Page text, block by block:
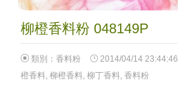
柳橙香料粉 048149P
類別： 香料粉 2014/04/14 23:44:46
橙香料, 柳橙香料, 柳丁香料, 香料粉